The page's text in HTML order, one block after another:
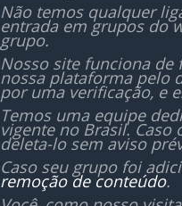
Não temos qualquer
entrada em grupos do
grupo.
Nosso site funciona
nossa plataforma pelo
por uma verificação, e
Temos uma equipe
vigente no Brasil.
deleta-lo sem aviso
Caso seu grupo foi
remoção de conteúdo.